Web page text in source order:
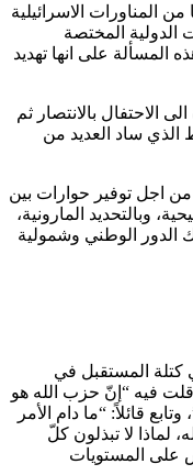
المناورات الاسرائيلية
الدولية المختصة
المسألة على انها تهديد
الاحتفال بالانتصار ثم
الذي ساد العديد من
اجل توفير حوارات بين
وبالتحديد المارونية،
الدور الوطني وشمولية
زميلاً له في كتلة المستقبل في
فيه “إنّ حزب الله هو
قائلاً: “ما دام الأمر
لماذا لا تبذلون كلّ
على المستويات